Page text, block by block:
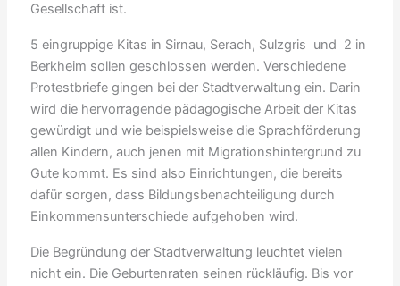
Gesellschaft ist.
5 eingruppige Kitas in Sirnau, Serach, Sulzgris und 2 in
Berkheim sollen geschlossen werden. Verschiedene
Protestbriefe gingen bei der Stadtverwaltung ein. Darin
wird die hervorragende pädagogische Arbeit der Kitas
gewürdigt und wie beispielsweise die Sprachförderung
allen Kindern, auch jenen mit Migrationshintergrund zu
Gute kommt. Es sind also Einrichtungen, die bereits
dafür sorgen, dass Bildungsbenachteiligung durch
Einkommensunterschiede aufgehoben wird.
Die Begründung der Stadtverwaltung leuchtet vielen
nicht ein. Die Geburtenraten seinen rückläufig. Bis vor